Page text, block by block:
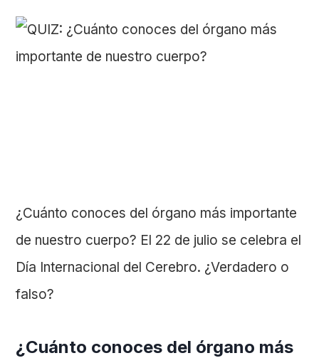
¿Cuánto conoces del órgano más importante
de nuestro cuerpo? El 22 de julio se celebra el
Día Internacional del Cerebro. ¿Verdadero o
falso?
¿Cuánto conoces del órgano más